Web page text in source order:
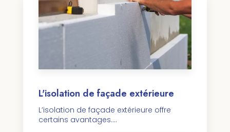
L'isolation de façade extérieure
L’isolation de façade extérieure offre
certains avantages....